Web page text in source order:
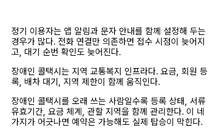
정기 이용자는 앱 알림과 문자 안내를 함께 설정해 두는
경우가 많다. 전화 연결만 의존하면 접수 시점이 늦어지
고, 대기 순번 확인도 늦어진다.
장애인 콜택시는 지역 교통복지 인프라다. 요금, 회원 등
록, 배차 대기, 지역 제한이 함께 움직인다.
장애인 콜택시를 오래 쓰는 사람일수록 등록 상태, 서류
유효기간, 요금 체계, 관할 지역을 함께 관리한다. 이 네
가지가 어긋나면 예약은 가능해도 실제 탑승이 막힌다.